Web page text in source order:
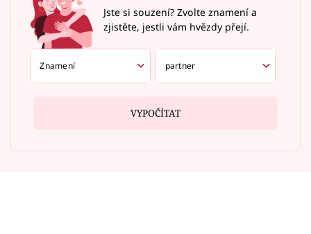
Jste si souzení? Zvolte znamení a
zjistěte, jestli vám hvězdy přejí.
VYPOČÍTAT